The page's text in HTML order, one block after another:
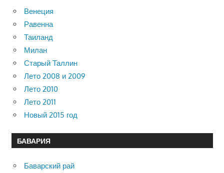
Венеция
Равенна
Таиланд
Милан
Старый Таллин
Лето 2008 и 2009
Лето 2010
Лето 2011
Новый 2015 год
БАВАРИЯ
Баварский рай